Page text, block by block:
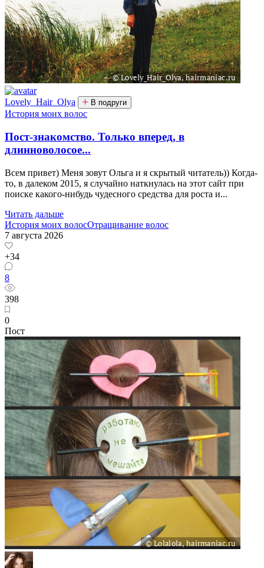
Lovely_Hair_Olya В подруги
История моих волос
Пост-знакомство. Только вперед, в
длинноволосое...
Всем привет) Меня зовут Ольга и я скрытый читатель)) Когда-
то, в далеком 2015, я случайно наткнулась на этот сайт при
поиске какого-нибудь чудесного средства для роста и...
Читать дальше
История моих волосОтращивание волос
7 августа 2026
+34
8
398
0
Пост